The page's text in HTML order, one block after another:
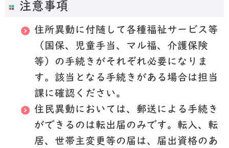
注意事項
住所異動に付随して各種福祉サービス等
（国保、児童手当、マル福、介護保険
等）の手続きがそれぞれ必要になりま
す。該当となる手続きがある場合は担当
課に確認ください。
住民異動においては、郵送による手続き
ができるのは転出届のみです。転入、転
居、世帯主変更等の届は、届出資格のあ